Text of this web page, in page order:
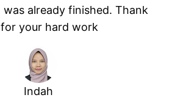
already finished. Thank
your hard work
Indah